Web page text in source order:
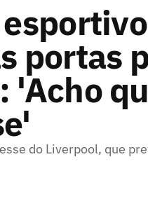
portas
'Acho
do Liverpool, que